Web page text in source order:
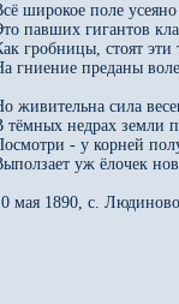
широкое поле
павших гигантов
гробницы, стоят эти
гниение преданы
живительна сила
тёмных недрах земли
- у корней
уж ёлочек
мая 1890, с. Людиново